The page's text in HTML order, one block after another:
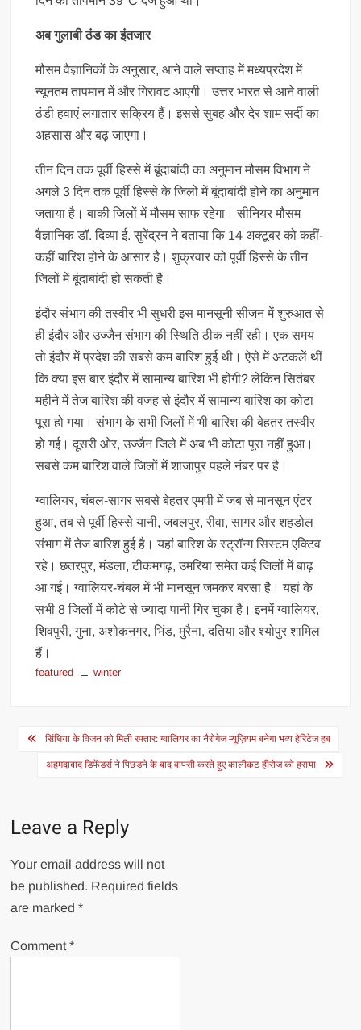
अब गुलाबी ठंड का इंतजार
मौसम वैज्ञानिकों के अनुसार, आने वाले सप्ताह में मध्यप्रदेश में
न्यूनतम तापमान में और गिरावट आएगी। उत्तर भारत से आने वाली
ठंडी हवाएं लगातार सक्रिय हैं। इससे सुबह और देर शाम सर्दी का
अहसास और बढ़ जाएगा।
तीन दिन तक पूर्वी हिस्से में बूंदाबांदी का अनुमान मौसम विभाग ने
अगले 3 दिन तक पूर्वी हिस्से के जिलों में बूंदाबांदी होने का अनुमान
जताया है। बाकी जिलों में मौसम साफ रहेगा। सीनियर मौसम
वैज्ञानिक डॉ. दिव्या ई. सुरेंद्रन ने बताया कि 14 अक्टूबर को कहीं-
कहीं बारिश होने के आसार है। शुक्रवार को पूर्वी हिस्से के तीन
जिलों में बूंदाबांदी हो सकती है।
इंदौर संभाग की तस्वीर भी सुधरी इस मानसूनी सीजन में शुरुआत से
ही इंदौर और उज्जैन संभाग की स्थिति ठीक नहीं रही। एक समय
तो इंदौर में प्रदेश की सबसे कम बारिश हुई थी। ऐसे में अटकलें थीं
कि क्या इस बार इंदौर में सामान्य बारिश भी होगी? लेकिन सितंबर
महीने में तेज बारिश की वजह से इंदौर में सामान्य बारिश का कोटा
पूरा हो गया। संभाग के सभी जिलों में भी बारिश की बेहतर तस्वीर
हो गई। दूसरी ओर, उज्जैन जिले में अब भी कोटा पूरा नहीं हुआ।
सबसे कम बारिश वाले जिलों में शाजापुर पहले नंबर पर है।
ग्वालियर, चंबल-सागर सबसे बेहतर एमपी में जब से मानसून एंटर
हुआ, तब से पूर्वी हिस्से यानी, जबलपुर, रीवा, सागर और शहडोल
संभाग में तेज बारिश हुई है। यहां बारिश के स्ट्रॉन्ग सिस्टम एक्टिव
रहे। छतरपुर, मंडला, टीकमगढ़, उमरिया समेत कई जिलों में बाढ़
आ गई। ग्वालियर-चंबल में भी मानसून जमकर बरसा है। यहां के
सभी 8 जिलों में कोटे से ज्यादा पानी गिर चुका है। इनमें ग्वालियर,
शिवपुरी, गुना, अशोकनगर, भिंड, मुरैना, दतिया और श्योपुर शामिल
हैं।
featured winter
Post
navigation
सिंधिया के विजन को मिली रफ्तार: ग्वालियर का नैरोगेज म्यूज़ियम बनेगा भव्य हेरिटेज हब
अहमदाबाद डिफेंडर्स ने पिछड़ने के बाद वापसी करते हुए कालीकट हीरोज को हराया
Leave a Reply
Your email address will not
be published. Required fields
are marked*
Comment*